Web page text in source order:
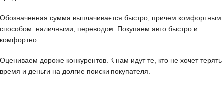
Обозначенная сумма выплачивается быстро, причем комфортным
способом: наличными, переводом. Покупаем авто быстро и
комфортно.
Оцениваем дороже конкурентов. К нам идут те, кто не хочет терять
время и деньги на долгие поиски покупателя.